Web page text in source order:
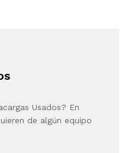
Usados? En
de algún equipo